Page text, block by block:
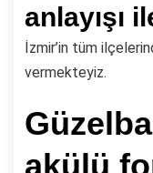
anlayışı
İzmir’in tüm
vermekteyiz.
akülü